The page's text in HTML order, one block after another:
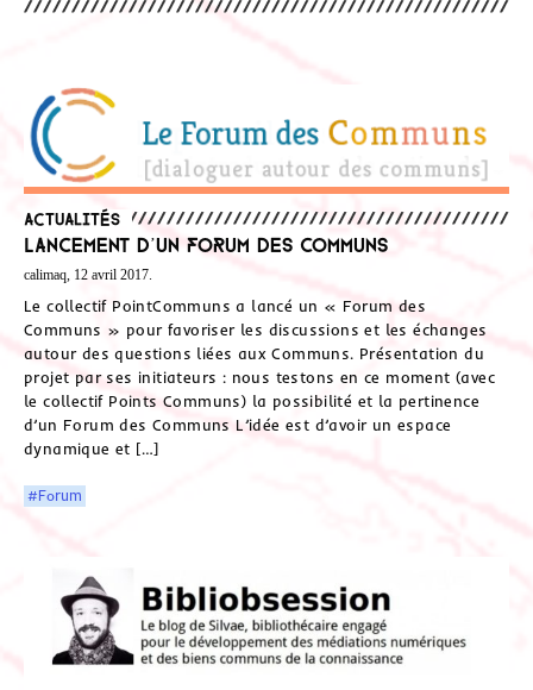
Actualités
Lancement d’un Forum des Communs
calimaq, 12 avril 2017.
Le collectif PointCommuns a lancé un « Forum des
Communs » pour favoriser les discussions et les échanges
autour des questions liées aux Communs. Présentation du
projet par ses initiateurs : nous testons en ce moment (avec
le collectif Points Communs) la possibilité et la pertinence
d’un Forum des Communs L’idée est d’avoir un espace
dynamique et […]
#Forum